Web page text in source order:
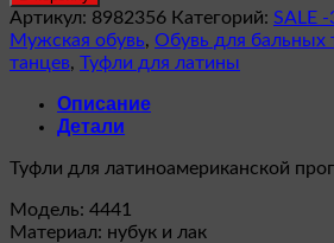
Туфли
для
латины
4441)
Артикул: 8982356 Категорий: SALE -
Мужская обувь, Обувь для бальных
танцев, Туфли для латины
Описание
Детали
Туфли для латиноамериканской
Модель: 4441
Материал: нубук и лак